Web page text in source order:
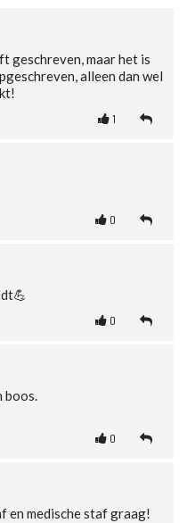
geschreven, maar het is
alleen dan wel
1
0
0
boos.
0
en medische staf graag!